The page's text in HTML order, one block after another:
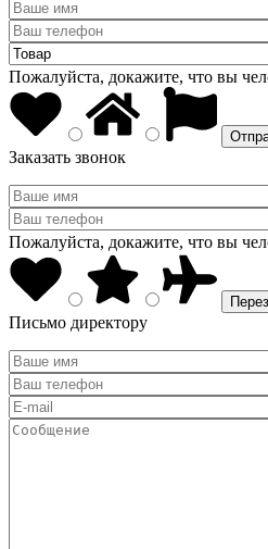
Пожалуйста, докажите, что вы
Заказать звонок
Пожалуйста, докажите, что вы
Письмо директору